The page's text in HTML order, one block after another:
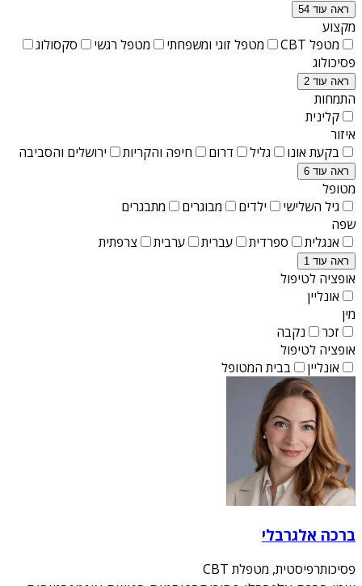
ראה עוד 54
מקצוע
מטפל CBT
מטפל זוגי ומשפחתי מטפל רגשי
סקסולוג
פסיכולוג
ראה עוד 2
התמחות
קלינית
איזור
בקעת אונו
גליל דרום חיפה והקריות ירושלים והסביבה
ראה עוד 6
מטופל
גיל השלישי
ילדים מבוגרים
מתבגרים
שפה
אנגלית
ספרדית עברית ערבית צרפתית
ראה עוד 1
אופציה לטיפול
אונליין
מין
זכר
נקבה
אופציה לטיפול
אונליין
בבית המטופל
ברכה אלגרבלי
פסיכותרפיסטית, מטפלת CBT